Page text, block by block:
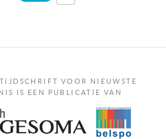
VOOR NIEUWSTE
IS EEN PUBLICATIE VAN